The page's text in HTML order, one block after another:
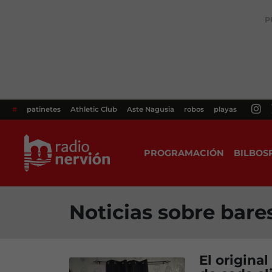
# patinetes Athletic Club Aste Nagusia robos playas
PROGRAMACIÓN
Noticias sobre
El